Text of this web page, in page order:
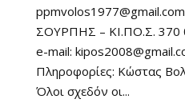
ΣΟΥΡΠΗΣ – KI.ΠΟ.Σ. 370
e-mail:
Πληροφορίες: Κώστας
Όλοι σχεδόν οι...